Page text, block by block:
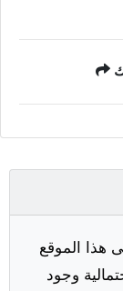
هذا الموقع
وجود